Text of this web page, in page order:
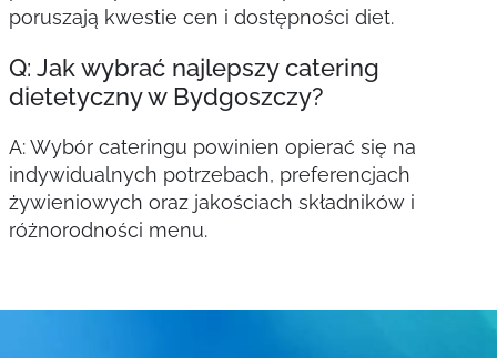
poruszają kwestie cen i dostępności diet.
Q: Jak wybrać najlepszy catering
dietetyczny w Bydgoszczy?
A: Wybór cateringu powinien opierać się na
indywidualnych potrzebach, preferencjach
żywieniowych oraz jakościach składników i
różnorodności menu.